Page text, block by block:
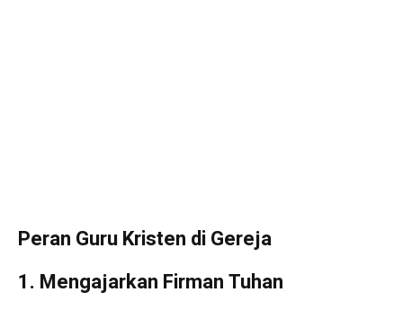
Peran Guru Kristen di Gereja
1. Mengajarkan Firman Tuhan